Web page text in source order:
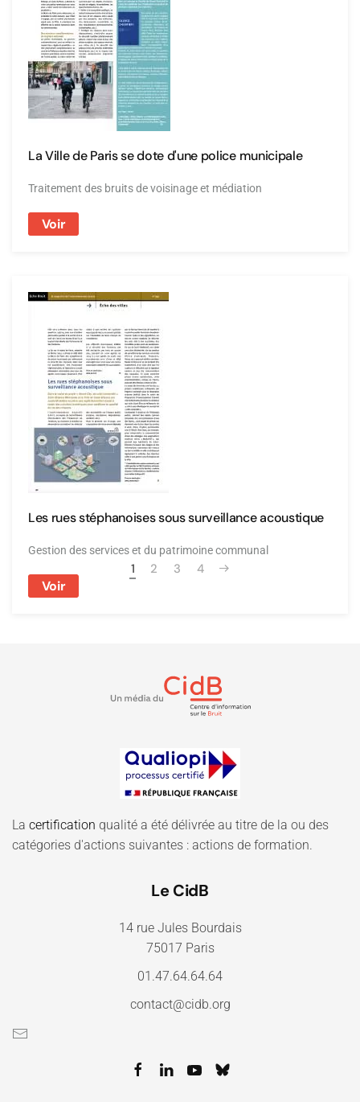
La Ville de Paris se dote d'une police municipale
Traitement des bruits de voisinage et médiation
Voir
Les rues stéphanoises sous surveillance acoustique
Gestion des services et du patrimoine communal
Voir
1 2 3 4
La certification qualité a été délivrée au titre de la ou des
catégories d'actions suivantes : actions de formation.
Le CidB
14 rue Jules Bourdais
75017 Paris
01.47.64.64.64
contact@cidb.org